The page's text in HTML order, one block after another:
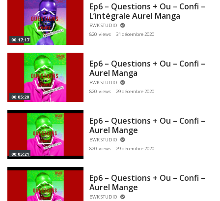
00:17:17
Ep6 – Questions + Ou – Confi –
L’intégrale Aurel Manga
BWK STUDIO
820 views
31 décembre 2020
00:05:20
Ep6 – Questions + Ou – Confi –
Aurel Manga
BWK STUDIO
820 views
29 décembre 2020
00:05:21
Ep6 – Questions + Ou – Confi –
Aurel Mange
BWK STUDIO
820 views
29 décembre 2020
Ep6 – Questions + Ou – Confi –
Aurel Mange
BWK STUDIO